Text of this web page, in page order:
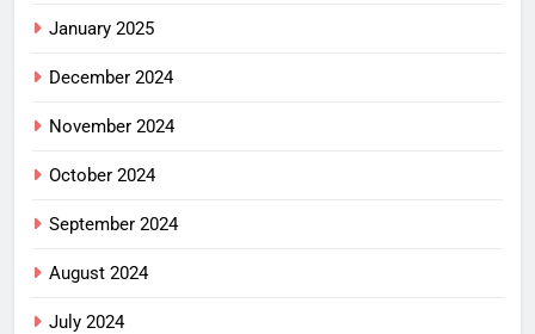
January 2025
December 2024
November 2024
October 2024
September 2024
August 2024
July 2024